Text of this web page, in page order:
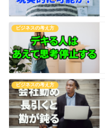
ビジネスの考え方
ビジネスの考え方